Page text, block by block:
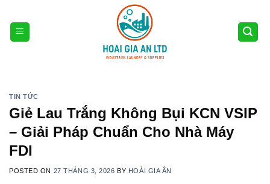
content
TIN TỨC
Giẻ Lau Trắng Không Bụi KCN VSIP
– Giải Pháp Chuẩn Cho Nhà Máy
FDI
POSTED ON 27 THÁNG 3, 2026 BY HOÀI GIA ÂN